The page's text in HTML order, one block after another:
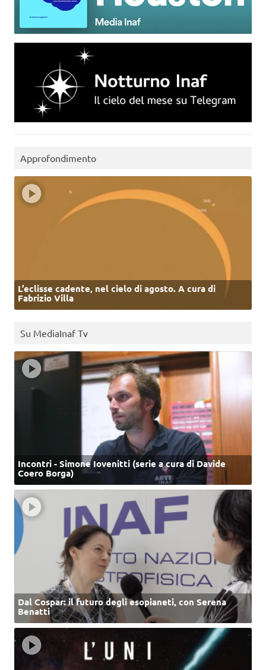
Approfondimento
L’eclisse cadente, nel cielo di agosto. A cura di
Fabrizio Villa
Su MediaInaf Tv
Incontri - Simone Iovenitti (serie a cura di Davide
Coero Borga)
Dal Cospar: il futuro degli esopianeti, con Serena
Benatti